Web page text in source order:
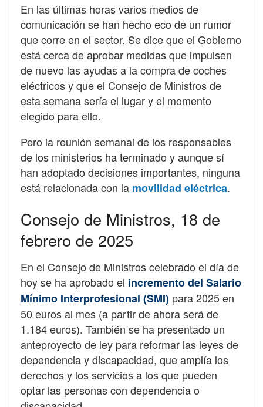
En las últimas horas varios medios de
comunicación se han hecho eco de un rumor
que corre en el sector. Se dice que el Gobierno
está cerca de aprobar medidas que impulsen
de nuevo las ayudas a la compra de coches
eléctricos y que el Consejo de Ministros de
esta semana sería el lugar y el momento
elegido para ello.
Pero la reunión semanal de los responsables
de los ministerios ha terminado y aunque sí
han adoptado decisiones importantes, ninguna
está relacionada con la movilidad eléctrica.
Consejo de Ministros, 18 de
febrero de 2025
En el Consejo de Ministros celebrado el día de
hoy se ha aprobado el incremento del Salario
Mínimo Interprofesional (SMI) para 2025 en
50 euros al mes (a partir de ahora será de
1.184 euros). También se ha presentado un
anteproyecto de ley para reformar las leyes de
dependencia y discapacidad, que amplía los
derechos y los servicios a los que pueden
optar las personas con dependencia o